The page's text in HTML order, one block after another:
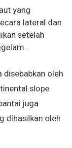
yang
lateral dan
setelah
disebabkan oleh
slope
juga
dihasilkan oleh